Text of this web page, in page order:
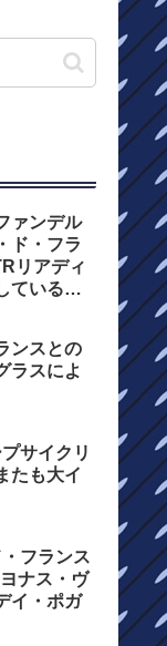
ァンデル
ド・フラ
リアディ
ているの
ンスとの
ラスによ
サイクリ
たも大イ
フランス
ナス・ヴ
イ・ポガ